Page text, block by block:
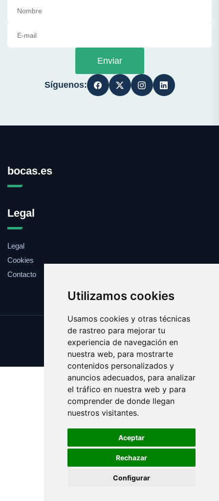
Utilizamos cookies
Usamos cookies y otras técnicas
de rastreo para mejorar tu
experiencia de navegación en
nuestra web, para mostrarte
contenidos personalizados y
anuncios adecuados, para analizar
el tráfico en nuestra web y para
comprender de donde llegan
nuestros visitantes.
Aceptar
Rechazar
Configurar
Enviar
Síguenos:
bocas.es
Legal
Legal
Cookies
Contacto
Update cookies preferences
Copyright © 2025 bocas.es